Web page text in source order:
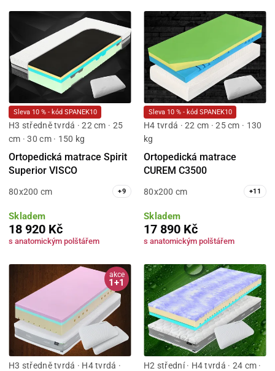
Sleva 10 % - kód SPANEK10
H3 středně tvrdá · 22 cm · 25
cm · 30 cm · 150 kg
Ortopedická matrace Spirit
Superior VISCO
80x200 cm +9
Skladem
18 920 Kč
s anatomickým polštářem
Sleva 10 % - kód SPANEK10
H4 tvrdá · 22 cm · 25 cm · 130
kg
Ortopedická matrace
CUREM C3500
80x200 cm +11
Skladem
17 890 Kč
s anatomickým polštářem
akce
1+1
H3 středně tvrdá · H4 tvrdá · H2 střední · H4 tvrdá · 24 cm ·